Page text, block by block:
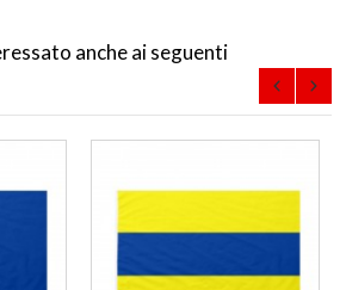
anche ai seguenti